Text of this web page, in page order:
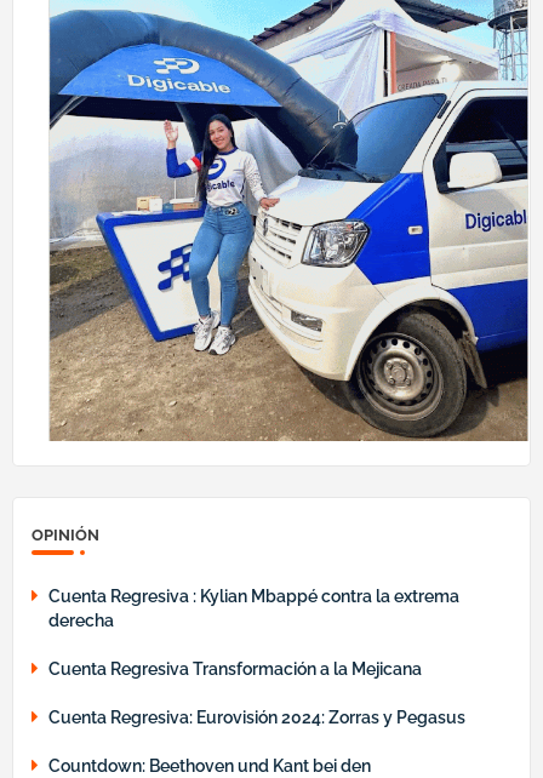
OPINIÓN
Cuenta Regresiva : Kylian Mbappé contra la extrema
derecha
Cuenta Regresiva Transformación a la Mejicana
Cuenta Regresiva: Eurovisión 2024: Zorras y Pegasus
Countdown: Beethoven und Kant bei den